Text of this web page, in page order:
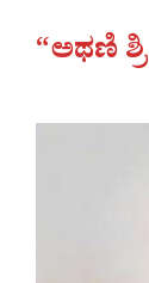
“ಅಥಣಿ